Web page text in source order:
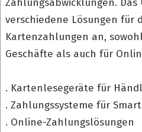
Zahlungsabwicklungen.
verschiedene Lösungen für
Kartenzahlungen an,
Geschäfte als auch für
. Kartenlesegeräte für
. Zahlungssysteme für
. Online-Zahlungslösungen